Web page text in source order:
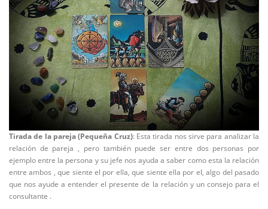
Tirada de la pareja (Pequeña Cruz): Esta tirada nos sirve para analizar la
relación de pareja , pero también puede ser entre dos personas por
ejemplo entre la persona y su jefe nos ayuda a saber como esta la relación
entre ambos , que siente el por ella, que siente ella por el, algo del pasado
que nos ayude a entender el presente de la relación y un consejo para el
consultante .